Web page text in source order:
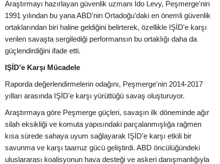
Araştırmayı hazırlayan güvenlik uzmanı Ido Levy, Peşmerge'nin
1991 yılından bu yana ABD'nin Ortadoğu'daki en önemli güvenlik
ortaklarından biri haline geldiğini belirterek, özellikle IŞİD'e karşı
verilen savaşta sergilediği performansın bu ortaklığı daha da
güçlendirdiğini ifade etti.
IŞİD'e Karşı Mücadele
Raporda değerlendirmelerin odağını, Peşmerge'nin 2014-2017
yılları arasında IŞİD'e karşı yürüttüğü savaş oluşturuyor.
Araştırmaya göre Peşmerge güçleri, savaşın ilk döneminde ağır
silah eksikliği ve komuta yapısındaki parçalanmışlığa rağmen
kısa sürede sahaya uyum sağlayarak IŞİD'e karşı etkili bir
savunma ve karşı taarruz gücü geliştirdi. ABD öncülüğündeki
uluslararası koalisyonun hava desteği ve askeri danışmanlığıyla